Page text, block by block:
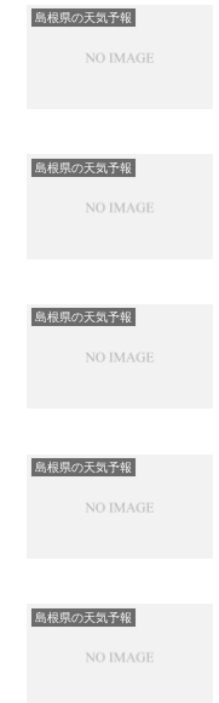
島根県の天気予報
島根県の天気予報
島根県の天気予報
島根県の天気予報
島根県の天気予報